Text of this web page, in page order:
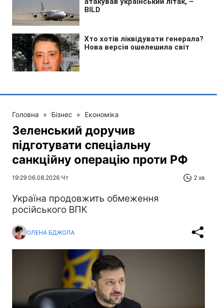
Головна » Бізнес » Економіка
Зеленський доручив
підготувати спеціальну
санкційну операцію проти РФ
19:29 06.08.2026 Чт 2 хв
Україна продовжить обмеження
російського ВПК
ОЛЕНА БДЖОЛА